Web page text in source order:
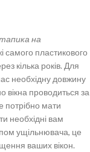
на
самого пластикового
кілька років. Для
необхідну довжину
вікна проводиться за
потрібно мати
необхідні вам
ущільнювача, це
ваших вікон.